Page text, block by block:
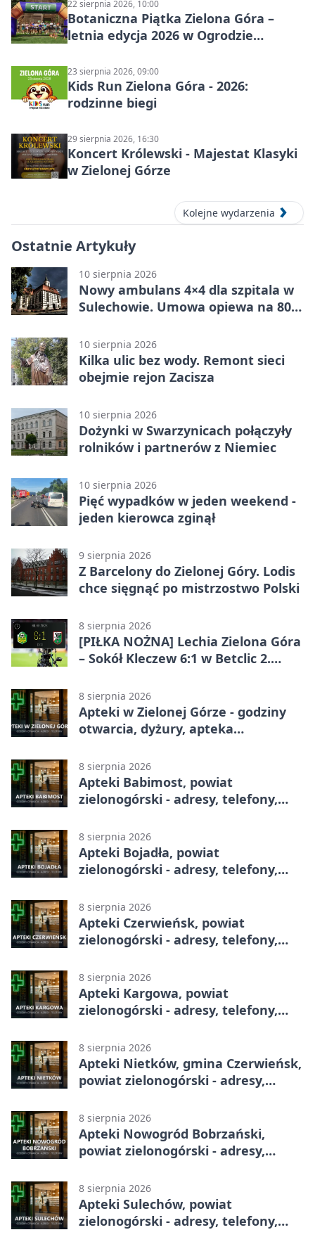
22 sierpnia 2026, 10:00
Botaniczna Piątka Zielona Góra –
letnia edycja 2026 w Ogrodzie
23 sierpnia 2026, 09:00
Kids Run Zielona Góra - 2026:
rodzinne biegi
29 sierpnia 2026, 16:30
Koncert Królewski - Majestat Klasyki
w Zielonej Górze
Kolejne wydarzenia
Ostatnie Artykuły
10 sierpnia 2026
Nowy ambulans 4×4 dla szpitala w
Sulechowie. Umowa opiewa na 800
10 sierpnia 2026
Kilka ulic bez wody. Remont sieci
obejmie rejon Zacisza
10 sierpnia 2026
Dożynki w Swarzynicach połączyły
rolników i partnerów z Niemiec
10 sierpnia 2026
Pięć wypadków w jeden weekend -
jeden kierowca zginął
9 sierpnia 2026
Z Barcelony do Zielonej Góry. Lodis
chce sięgnąć po mistrzostwo Polski
8 sierpnia 2026
[PIŁKA NOŻNA] Lechia Zielona Góra
– Sokół Kleczew 6:1 w Betclic 2.
urządzili sobie festiwal strzelecki
8 sierpnia 2026
Apteki w Zielonej Górze - godziny
otwarcia, dyżury, apteka
8 sierpnia 2026
Apteki Babimost, powiat
zielonogórski - adresy, telefony,
8 sierpnia 2026
Apteki Bojadła, powiat
zielonogórski - adresy, telefony,
8 sierpnia 2026
Apteki Czerwieńsk, powiat
zielonogórski - adresy, telefony,
8 sierpnia 2026
Apteki Kargowa, powiat
zielonogórski - adresy, telefony,
8 sierpnia 2026
Apteki Nietków, gmina Czerwieńsk,
powiat zielonogórski - adresy,
8 sierpnia 2026
Apteki Nowogród Bobrzański,
powiat zielonogórski - adresy,
8 sierpnia 2026
Apteki Sulechów, powiat
zielonogórski - adresy, telefony,